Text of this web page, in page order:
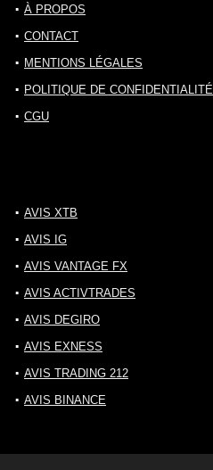
À PROPOS
CONTACT
MENTIONS LÉGALES
POLITIQUE DE CONFIDENTIALITÉ
CGU
AVIS XTB
AVIS IG
AVIS VANTAGE FX
AVIS ACTIVTRADES
AVIS DEGIRO
AVIS EXNESS
AVIS TRADING 212
AVIS BINANCE